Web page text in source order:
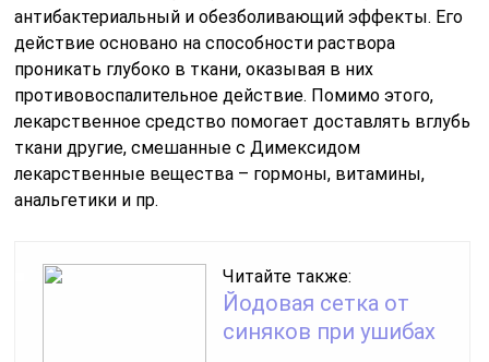
антибактериальный и обезболивающий эффекты. Его
действие основано на способности раствора
проникать глубоко в ткани, оказывая в них
противовоспалительное действие. Помимо этого,
лекарственное средство помогает доставлять вглубь
ткани другие, смешанные с Димексидом
лекарственные вещества – гормоны, витамины,
анальгетики и пр.
Читайте также:
Йодовая сетка от
синяков при ушибах